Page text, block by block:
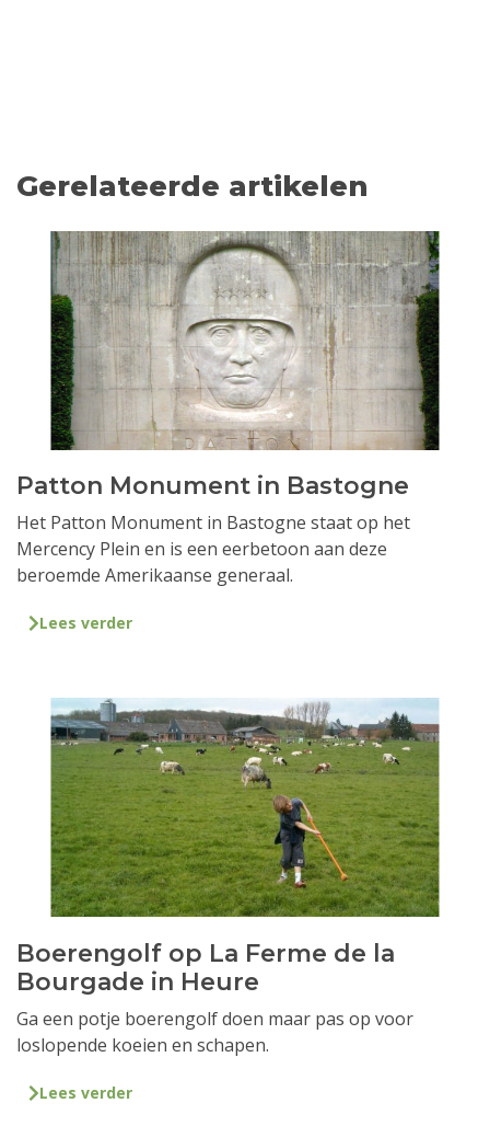
Gerelateerde artikelen
Patton Monument in Bastogne
Het Patton Monument in Bastogne staat op het
Mercency Plein en is een eerbetoon aan deze
beroemde Amerikaanse generaal.
Lees verder
Boerengolf op La Ferme de la
Bourgade in Heure
Ga een potje boerengolf doen maar pas op voor
loslopende koeien en schapen.
Lees verder